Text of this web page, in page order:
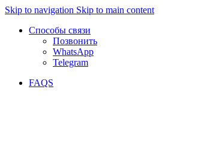
Skip to navigation Skip to main content
Способы связи
Позвонить
WhatsApp
Telegram
FAQS